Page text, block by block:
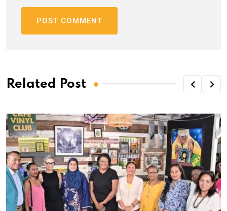
Related Post